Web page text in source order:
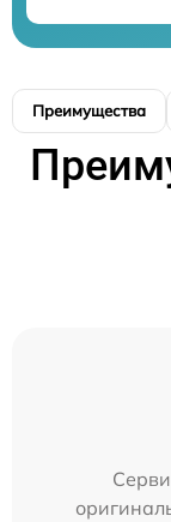
Преимущества